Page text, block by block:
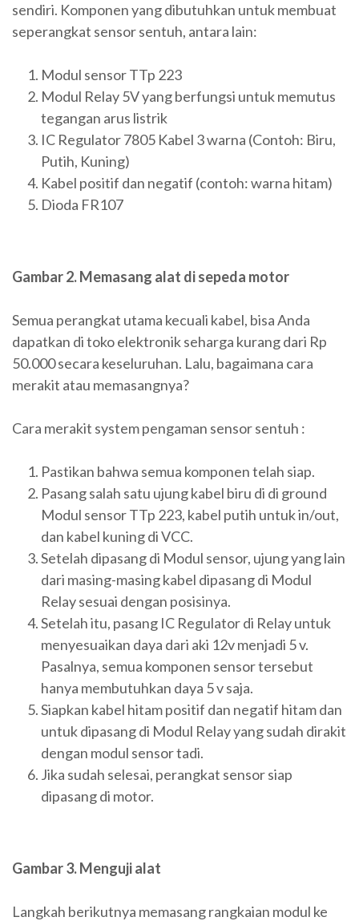
sendiri. Komponen yang dibutuhkan untuk membuat
seperangkat sensor sentuh, antara lain:
Modul sensor TTp 223
Modul Relay 5V yang berfungsi untuk memutus
tegangan arus listrik
IC Regulator 7805 Kabel 3 warna (Contoh: Biru,
Putih, Kuning)
Kabel positif dan negatif (contoh: warna hitam)
Dioda FR107
Gambar 2. Memasang alat di sepeda motor
Semua perangkat utama kecuali kabel, bisa Anda
dapatkan di toko elektronik seharga kurang dari Rp
50.000 secara keseluruhan. Lalu, bagaimana cara
merakit atau memasangnya?
Cara merakit system pengaman sensor sentuh :
Pastikan bahwa semua komponen telah siap.
Pasang salah satu ujung kabel biru di di ground
Modul sensor TTp 223, kabel putih untuk in/out,
dan kabel kuning di VCC.
Setelah dipasang di Modul sensor, ujung yang lain
dari masing-masing kabel dipasang di Modul
Relay sesuai dengan posisinya.
Setelah itu, pasang IC Regulator di Relay untuk
menyesuaikan daya dari aki 12v menjadi 5 v.
Pasalnya, semua komponen sensor tersebut
hanya membutuhkan daya 5 v saja.
Siapkan kabel hitam positif dan negatif hitam dan
untuk dipasang di Modul Relay yang sudah dirakit
dengan modul sensor tadi.
Jika sudah selesai, perangkat sensor siap
dipasang di motor.
Gambar 3. Menguji alat
Langkah berikutnya memasang rangkaian modul ke